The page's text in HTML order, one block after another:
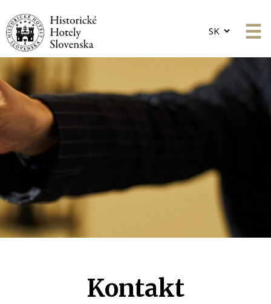
Choose
language
Kontakt